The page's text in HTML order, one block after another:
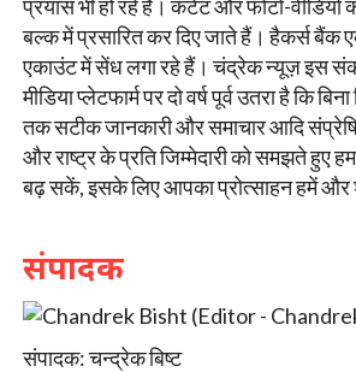
प्रयास भी हो रहे हैं। कंटेंट और फोटो-वीडियो
बल्क में प्रसारित कर दिए जाते हैं। हैकर्स
एकाउंट में सेंध लगा रहे हैं। चंद्रेक न्यूज़ इस
मीडिया प्लेटफार्म पर दो वर्ष पूर्व उतरा है कि
तक सटीक जानकारी और समाचार आदि
और राष्ट्र के प्रति जिम्मेदारी को समझते हुए
बढ़ सकें, इसके लिए आपका प्रोत्साहन हमें और
संपादक
संपादक: चन्द्रेक बिष्ट